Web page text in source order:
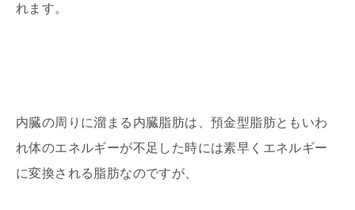
れます。
内臓の周りに溜まる内臓脂肪は、預金型脂肪ともいわ
れ体のエネルギーが不足した時には素早くエネルギー
に変換される脂肪なのですが、